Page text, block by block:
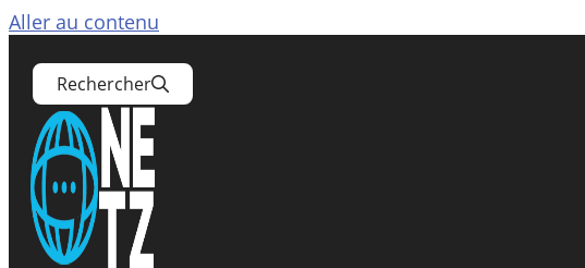
Aller au contenu
Rechercher